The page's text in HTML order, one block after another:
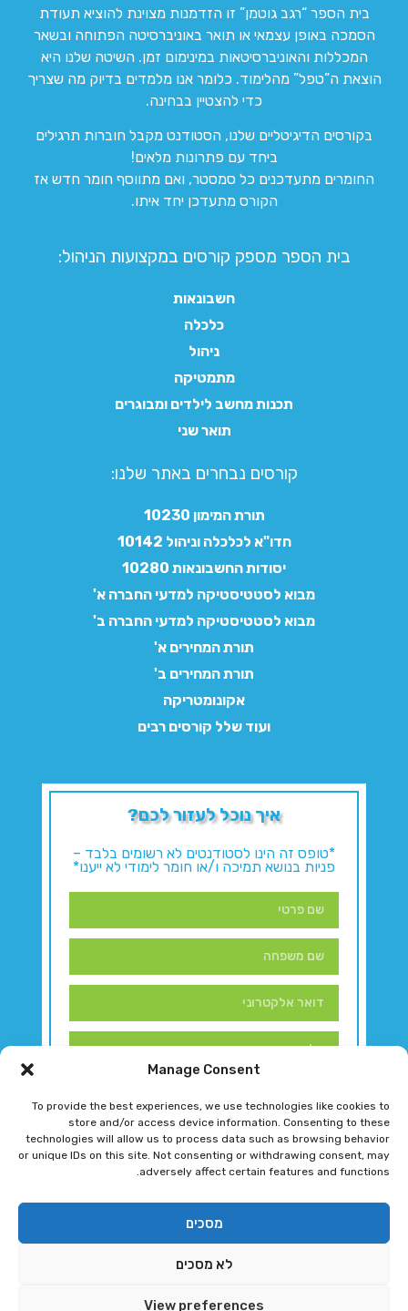
Manage Consent
To provide the best experiences, we use technologies like cookies to
store and/or access device information. Consenting to these
technologies will allow us to process data such as browsing behavior
or unique IDs on this site. Not consenting or withdrawing consent, may
adversely affect certain features and functions.
מסכים
לא מסכים
View preferences
בית הספר “רגב גוטמן” זו הזדמנות מצוינת להוציא תעודת
הסמכה באופן עצמאי או תואר באוניברסיטה הפתוחה ובשאר
המכללות והאוניברסיטאות במינימום זמן. השיטה שלנו היא
הוצאת ה”טפל” מהלימוד. כלומר אנו מלמדים בדיוק מה שצריך
כדי להצטיין בבחינה.
בקורסים הדיגיטליים שלנו, הסטודנט מקבל חוברות תרגילים
ביחד עם פתרונות מלאים!
החומרים מתעדכנים כל סמסטר, ואם מתווסף חומר חדש אז
הקורס מתעדכן יחד איתו.
בית הספר מספק קורסים במקצועות הניהול:
חשבונאות
כלכלה
ניהול
מתמטיקה
תכנות מחשב לילדים ומבוגרים
תואר שני
קורסים נבחרים באתר שלנו:​
תורת המימון 10230
חדו"א לכלכלה וניהול 10142
יסודות החשבונאות 10280
מבוא לסטטיסטיקה למדעי החברה א'
מבוא לסטטיסטיקה למדעי החברה ב'
תורת המחירים א'
תורת המחירים ב'
אקונומטריקה
ועוד שלל קורסים רבים
איך נוכל לעזור לכם?
*טופס זה הינו לסטודנטים לא רשומים בלבד –
פניות בנושא תמיכה ו/או חומר לימודי לא ייענו*